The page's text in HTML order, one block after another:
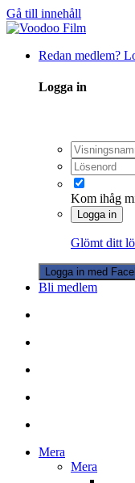
Gå till innehåll
Redan medlem?
Logga in
Kom ihåg
Logga in
Glömt ditt
Logga in med
Bli medlem
Mera
Mera